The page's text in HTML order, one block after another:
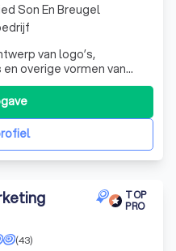
van logo’s,
overige vormen van
betrouwbaar, een
prijzen.
Son En Breugel
TOP
PRO
(43)